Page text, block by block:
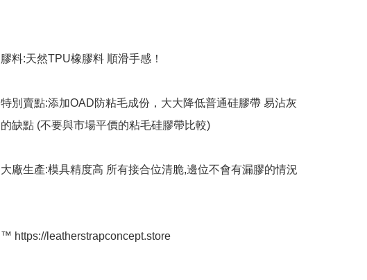
膠料:天然TPU橡膠料 順滑手感！
特別賣點:添加OAD防粘毛成份，大大降低普通硅膠帶 易沾灰
的缺點 (不要與市場平價的粘毛硅膠帶比較)
大廠生產:模具精度高 所有接合位清脆,邊位不會有漏膠的情況
™️ https://leatherstrapconcept.store